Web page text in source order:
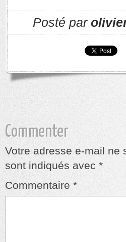
Posté par
Commenter
Votre adresse e-mail ne
sont indiqués avec *
Commentaire *